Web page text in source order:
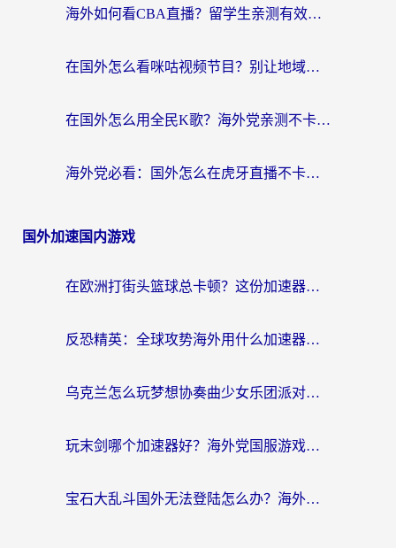
海外如何看CBA直播？留学生亲测有效的体育赛事观看指南
在国外怎么看咪咕视频节目？别让地域限制挡住你的追剧自由
在国外怎么用全民K歌？海外党亲测不卡顿的回国加速秘籍
海外党必看：国外怎么在虎牙直播不卡顿？附腾讯视频网易云音乐解决方案
国外加速国内游戏
在欧洲打街头篮球总卡顿？这份加速器选择指南帮你解决延迟难题
反恐精英：全球攻势海外用什么加速器登录？海外党国服游戏畅玩指南
乌克兰怎么玩梦想协奏曲少女乐团派对？海外党国服游戏加速全攻略（附欧洲重生细胞荒野行动不卡技巧）
玩末剑哪个加速器好？海外党国服游戏畅玩终极指南（附3款热门游戏实测）
宝石大乱斗国外无法登陆怎么办？海外玩家专属加速指南（附穿越火线原野传说解决方案）